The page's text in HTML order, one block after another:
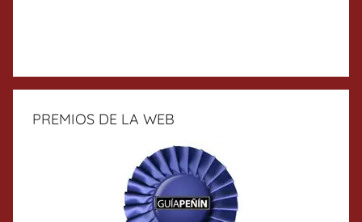
PREMIOS DE LA WEB